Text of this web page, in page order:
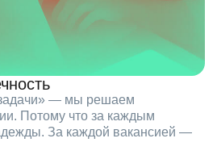
— мы решаем
Потому что за каждым
За каждой вакансией —